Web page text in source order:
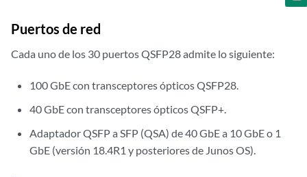
Puertos de red
Cada uno de los 30 puertos QSFP28 admite lo siguiente:
100 GbE con transceptores ópticos QSFP28.
40 GbE con transceptores ópticos QSFP+.
Adaptador QSFP a SFP (QSA) de 40 GbE a 10 GbE o 1
GbE (versión 18.4R1 y posteriores de Junos OS).